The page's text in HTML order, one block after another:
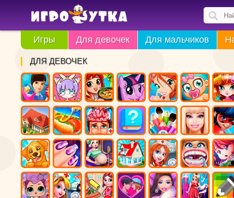
Игры Для девочек Для мальчиков
ДЛЯ ДЕВОЧЕК